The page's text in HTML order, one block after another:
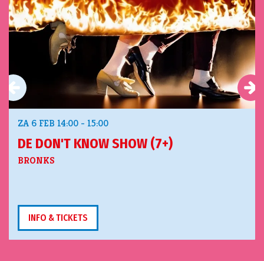
DE DON'T KNOW SHOW (7+)
BRONKS
ZA 6 FEB 14:00 - 15:00
INFO & TICKETS